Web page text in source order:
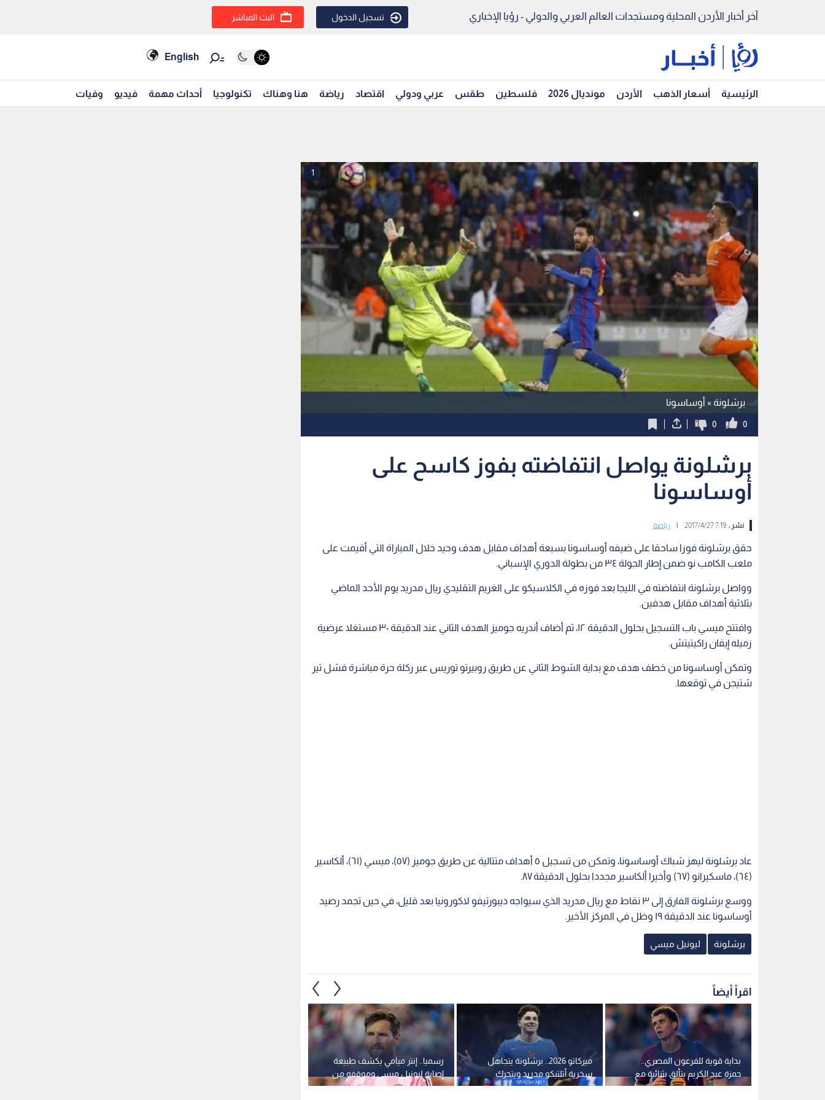
آخر أخبار الأردن المحلية ومستجدات العالم العربي والدولي - رؤيا الإخباري تسجيل الدخول البث المباشر
English
الرئيسية أسعار الذهب الأردن مونديال 2026 فلسطين طقس عربي ودولي اقتصاد رياضة هنا وهناك تكنولوجيا أحداث مهمة فيديو وفيات
برشلونة × أوساسونا
1
0
0
برشلونة يواصل انتفاضته بفوز كاسح على
أوساسونا
نشر :7:19 2017/4/27 رياضة
حقق برشلونة فوزا ساحقا على ضيفه أوساسونا بسبعة أهداف مقابل هدف وحيد خلال المباراة التي أقيمت على
ملعب الكامب نو ضمن إطار الجولة ٣٤ من بطولة الدوري الإسباني.
وواصل برشلونة انتفاضته في الليجا بعد فوزه في الكلاسيكو على الغريم التقليدي ريال مدريد يوم الأحد الماضي
بثلاثية أهداف مقابل هدفين.
وافتتح ميسي باب التسجيل بحلول الدقيقة ١٢، ثم أضاف أندريه جوميز الهدف الثاني عند الدقيقة ٣٠ مستغلا عرضية
زميله إيفان راكيتيتش.
وتمكن أوساسونا من خطف هدف مع بداية الشوط الثاني عن طريق روبيرتو توريس عبر ركلة حرة مباشرة فشل تير
شتيجن في توقعها.
عاد برشلونة ليهز شباك أوساسونا، وتمكن من تسجيل ٥ أهداف متتالية عن طريق جوميز (٥٧)، ميسي (٦١)، ألكاسير
(٦٤)، ماسكيرانو (٦٧) وأخيرا ألكاسير مجددا بحلول الدقيقة ٨٧.
ووسع برشلونة الفارق إلى ٣ نقاط مع ريال مدريد الذي سيواجه ديبورتيفو لاكورونيا بعد قليل، في حين تجمد رصيد
أوساسونا عند الدقيقة ١٩ وظل في المركز الأخير.
برشلونة ليونيل ميسي
اقرأ أيضاً
رسميا.. إنتر ميامي يكشف طبيعة
إصابة ليونيل ميسي وموقفه من
العودة
ميركاتو 2026.. برشلونة يتجاهل
سخرية أتلتيكو مدريد ويتحرك
لحسم صفقة ألفاريز
بداية قوية للفرعون المصري..
حمزة عبد الكريم يتألق بثنائية مع
برشلونة أمام برمنغهام سيتي